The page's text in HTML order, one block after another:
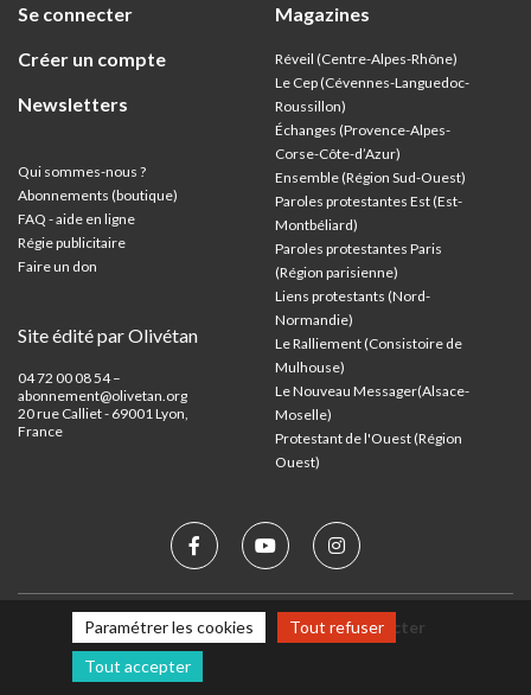
Se connecter
Créer un compte
Newsletters
Qui sommes-nous ?
Abonnements (boutique)
FAQ - aide en ligne
Régie publicitaire
Faire un don
Site édité par Olivétan
04 72 00 08 54 –
abonnement@olivetan.org
20 rue Calliet - 69001 Lyon,
France
Magazines
Réveil (Centre-Alpes-Rhône)
Le Cep (Cévennes-Languedoc-
Roussillon)
Échanges (Provence-Alpes-
Corse-Côte-d’Azur)
Ensemble (Région Sud-Ouest)
Paroles protestantes Est (Est-
Montbéliard)
Paroles protestantes Paris
(Région parisienne)
Liens protestants (Nord-
Normandie)
Le Ralliement (Consistoire de
Mulhouse)
Le Nouveau Messager(Alsace-
Moselle)
Protestant de l'Ouest (Région
Ouest)
Mentions légales Nous contacter
Paramétrer les cookies
Tout refuser
Tout accepter